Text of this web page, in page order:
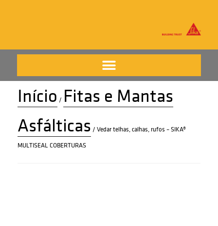
Início / Fitas e Mantas
Asfálticas / Vedar telhas, calhas, rufos – SIKA®
MULTISEAL COBERTURAS